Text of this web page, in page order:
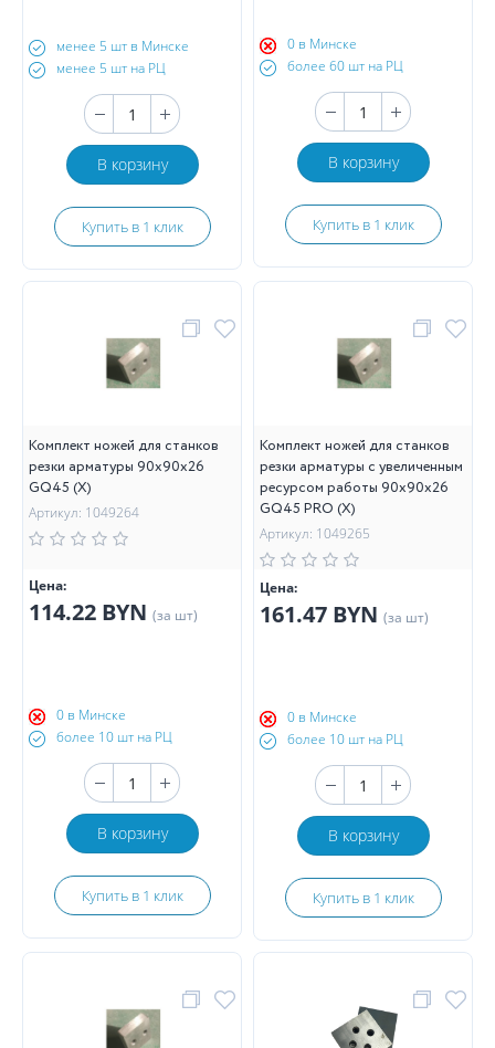
менее 5 шт в Минске
менее 5 шт на РЦ
В корзину
Купить в 1 клик
0 в Минске
более 60 шт на РЦ
В корзину
Купить в 1 клик
Комплект ножей для станков
резки арматуры 90х90х26
GQ45 (Х)
Артикул: 1049264
Цена:
114.22 BYN (за шт)
0 в Минске
более 10 шт на РЦ
В корзину
Купить в 1 клик
Комплект ножей для станков
резки арматуры с увеличенным
ресурсом работы 90х90х26
GQ45 PRO (Х)
Артикул: 1049265
Цена:
161.47 BYN (за шт)
0 в Минске
более 10 шт на РЦ
В корзину
Купить в 1 клик